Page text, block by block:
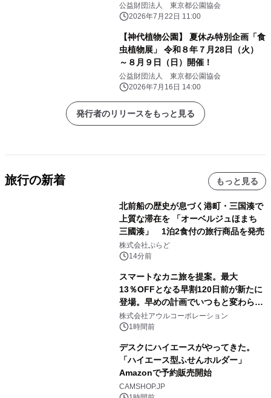
公益財団法人 東京都公園協会
2026年7月22日 11:00
【神代植物公園】 夏休み特別企画「食
虫植物展」 令和８年７月28日（火）
～８月９日（日）開催！
公益財団法人 東京都公園協会
2026年7月16日 14:00
発行者のリリースをもっと見る
旅行の新着 もっと見る
北前船の歴史が息づく港町・三国湊で
上質な滞在を 「オーベルジュほまち
三國湊」 1泊2食付の旅行商品を発売
株式会社ぷらど
14分前
スマートなカニ旅を提案。最大
13％OFFとなる早割120日前が新たに
登場。早めの計画でいつもと変わらぬ
大人の冬旅を。ー夕日ヶ浦温泉「佳松
苑 別邸ふうか」ー
株式会社アウルコーポレーション
1時間前
デスクにハイエースがやってきた。
「ハイエース型ふせんホルダー」
Amazonで予約販売開始
CAMSHOP.JP